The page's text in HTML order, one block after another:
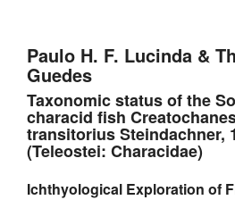
Paulo H. F. Lucinda &
Guedes
Taxonomic status of the
characid fish
transitorius Steindachner,
(Teleostei: Characidae)
Ichthyological Exploration of